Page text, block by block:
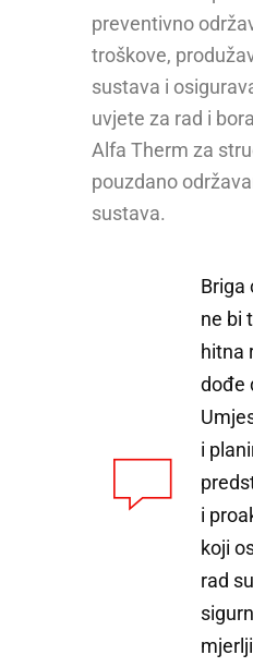
preventivno
troškove,
sustava i
uvjete za rad i
Alfa Therm za
pouzdano
sustava.
Briga
ne bi
hitna
dođe
i
i
koji
rad